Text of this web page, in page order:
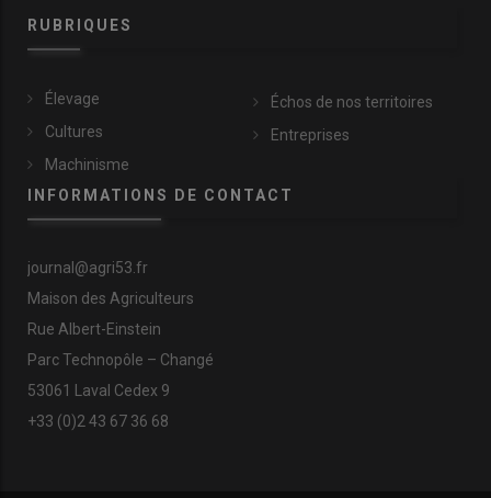
RUBRIQUES
Élevage
Cultures
Machinisme
Échos de nos territoires
Entreprises
INFORMATIONS DE CONTACT
journal@agri53.fr
Maison des Agriculteurs
Rue Albert-Einstein
Parc Technopôle – Changé
53061 Laval Cedex 9
+33 (0)2 43 67 36 68